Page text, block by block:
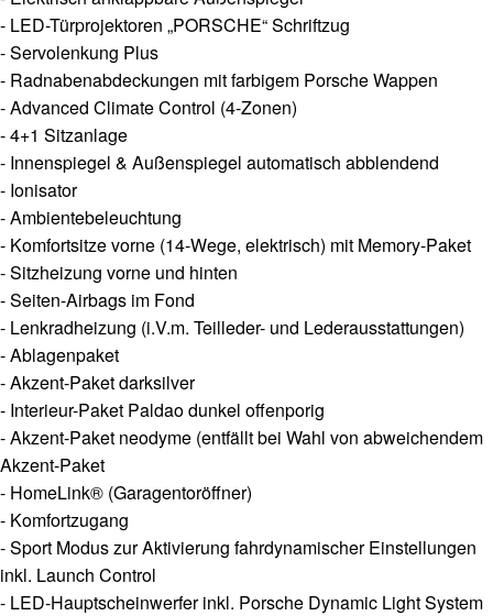
- LED-Türprojektoren „PORSCHE“ Schriftzug
- Servolenkung Plus
- Radnabenabdeckungen mit farbigem Porsche Wappen
- Advanced Climate Control (4-Zonen)
- 4+1 Sitzanlage
- Innenspiegel & Außenspiegel automatisch abblendend
- Ionisator
- Ambientebeleuchtung
- Komfortsitze vorne (14-Wege, elektrisch) mit Memory-Paket
- Sitzheizung vorne und hinten
- Seiten-Airbags im Fond
- Lenkradheizung (i.V.m. Teilleder- und Lederausstattungen)
- Ablagenpaket
- Akzent-Paket darksilver
- Interieur-Paket Paldao dunkel offenporig
- Akzent-Paket neodyme (entfällt bei Wahl von abweichendem
Akzent-Paket
- HomeLink® (Garagentoröffner)
- Komfortzugang
- Sport Modus zur Aktivierung fahrdynamischer Einstellungen
inkl. Launch Control
- LED-Hauptscheinwerfer inkl. Porsche Dynamic Light System